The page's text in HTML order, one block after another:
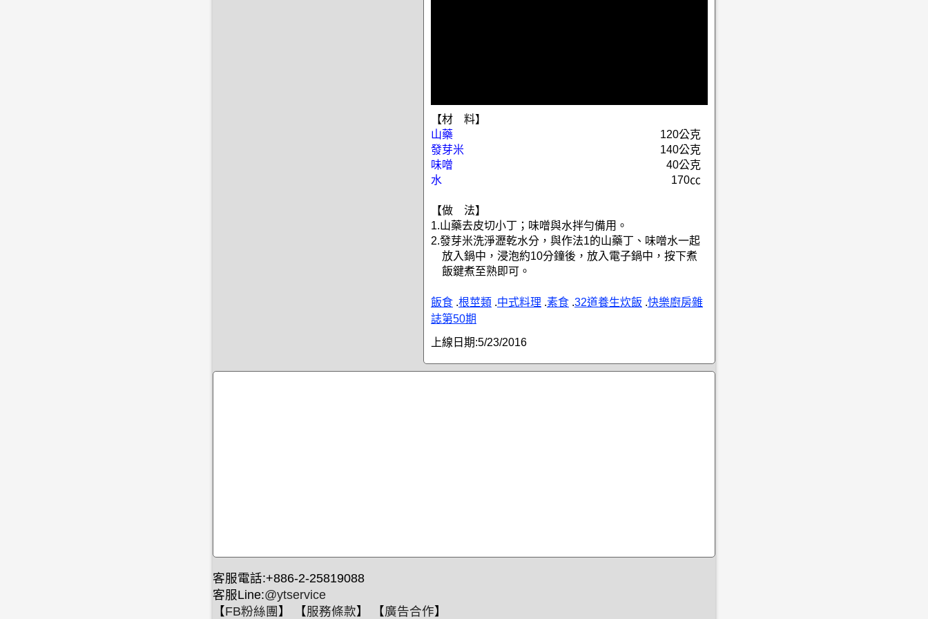
【材 料】
山藥
120公克
發芽米
140公克
味噌
40公克
水
170㏄
【做 法】
1.山藥去皮切小丁；味噌與水拌勻備用。
2.發芽米洗淨瀝乾水分，與作法1的山藥丁、味噌水一起
放入鍋中，浸泡約10分鐘後，放入電子鍋中，按下煮
飯鍵煮至熟即可。
飯食 .根莖類 .中式料理 .素食 .32道養生炊飯 .快樂廚房雜
誌第50期
上線日期:5/23/2016
客服電話:+886-2-25819088
客服Line:@ytservice
【FB粉絲團 】 【服務條款】 【廣告合作】